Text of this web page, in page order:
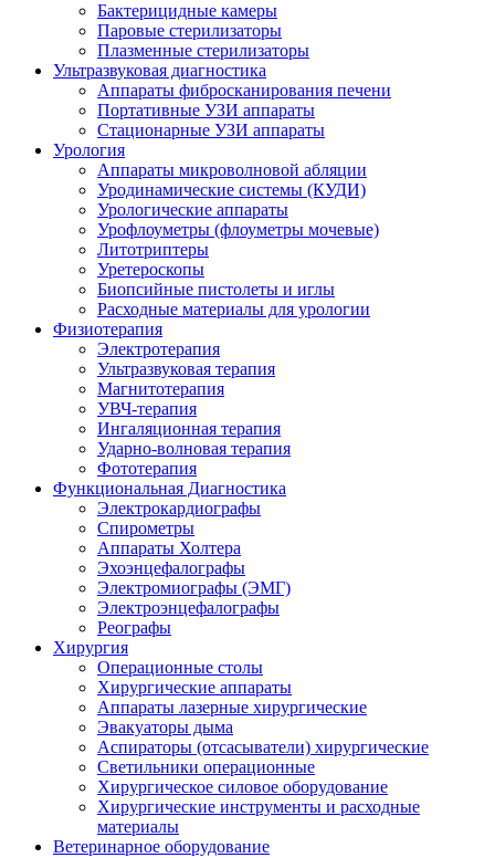
Бактерицидные камеры
Паровые стерилизаторы
Плазменные стерилизаторы
Ультразвуковая диагностика
Аппараты фибросканирования печени
Портативные УЗИ аппараты
Стационарные УЗИ аппараты
Урология
Аппараты микроволновой абляции
Уродинамические системы (КУДИ)
Урологические аппараты
Урофлоуметры (флоуметры мочевые)
Литотриптеры
Уретероскопы
Биопсийные пистолеты и иглы
Расходные материалы для урологии
Физиотерапия
Электротерапия
Ультразвуковая терапия
Магнитотерапия
УВЧ-терапия
Ингаляционная терапия
Ударно-волновая терапия
Фототерапия
Функциональная Диагностика
Электрокардиографы
Спирометры
Аппараты Холтера
Эхоэнцефалографы
Электромиографы (ЭМГ)
Электроэнцефалографы
Реографы
Хирургия
Операционные столы
Хирургические аппараты
Аппараты лазерные хирургические
Эвакуаторы дыма
Аспираторы (отсасыватели) хирургические
Светильники операционные
Хирургическое силовое оборудование
Хирургические инструменты и расходные
материалы
Ветеринарное оборудование